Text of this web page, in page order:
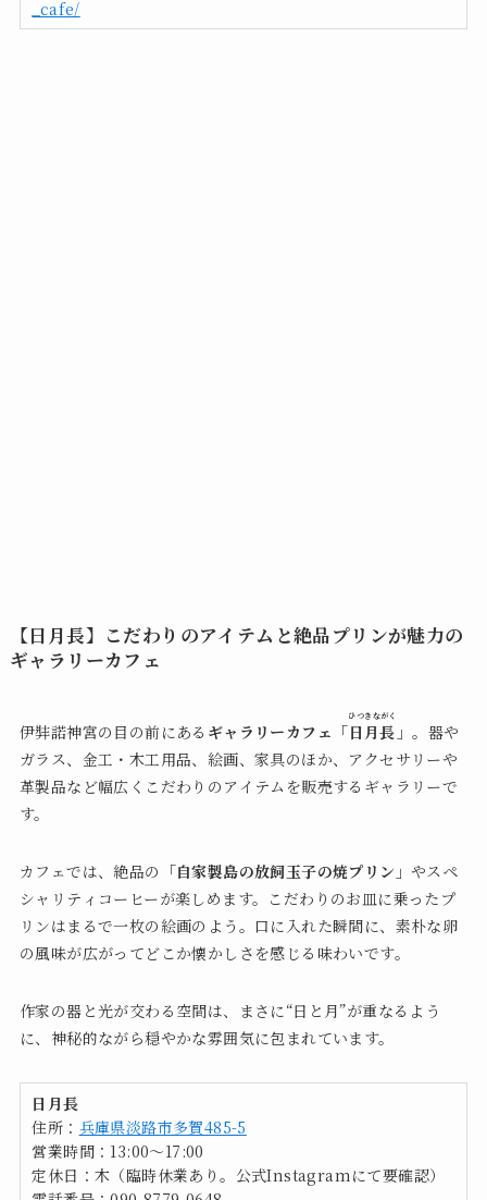
_cafe/
【日月長】こだわりのアイテムと絶品プリンが魅力の
ギャラリーカフェ
伊弉諾神宮の目の前にある ギャラリーカフェ「日月長
ひつきながく
」。器や
ガラス、金工・木工用品、絵画、家具のほか、アクセサリーや
革製品など幅広くこだわりのアイテムを販売するギャラリーで
す。
カフェでは、絶品の 「自家製島の放飼玉子の焼プリン」 やスペ
シャリティコーヒーが楽しめます。こだわりのお皿に乗ったプ
リンはまるで一枚の絵画のよう。口に入れた瞬間に、素朴な卵
の風味が広がってどこか懐かしさを感じる味わいです。
作家の器と光が交わる空間は、まさに“日と月”が重なるよう
に、神秘的ながら穏やかな雰囲気に包まれています。
日月長
住所： 兵庫県淡路市多賀485-5
営業時間：13:00〜17:00
定休日：木（臨時休業あり。公式Instagramにて要確認）